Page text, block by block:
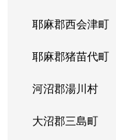
耶麻郡西会津町
耶麻郡猪苗代町
河沼郡湯川村
大沼郡三島町